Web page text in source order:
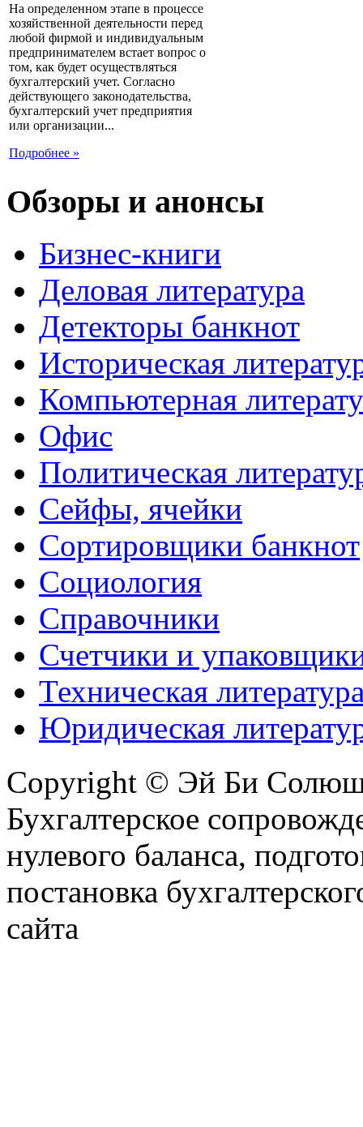
На определенном этапе в процессе
хозяйственной деятельности перед
любой фирмой и индивидуальным
предпринимателем встает вопрос о
том, как будет осуществляться
бухгалтерский учет. Согласно
действующего законодательства,
бухгалтерский учет предприятия
или организации...
Подробнее »
Обзоры и анонсы
Бизнес-книги
Деловая литература
Детекторы банкнот
Историческая
Компьютерная
Офис
Политическая
Сейфы, ячейки
Сортировщики банкнот
Социология
Справочники
Счетчики и
Техническая
Юридическая
Copyright © Эй Би
Бухгалтерское
нулевого баланса,
постановка
сайта